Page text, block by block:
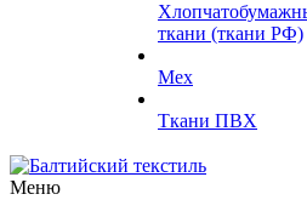
ткани (ткани РФ)
Мех
Ткани ПВХ
Меню